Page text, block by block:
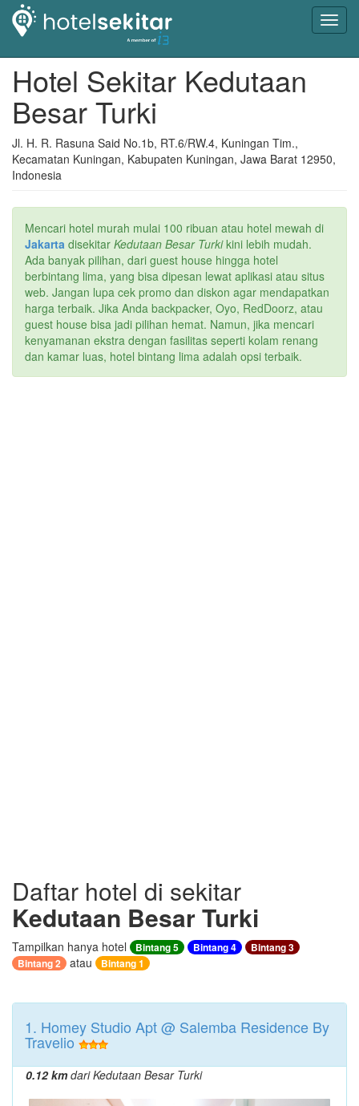
Hotel Sekitar Kedutaan
Besar Turki
Jl. H. R. Rasuna Said No.1b, RT.6/RW.4, Kuningan Tim.,
Kecamatan Kuningan, Kabupaten Kuningan, Jawa Barat 12950,
Indonesia
Mencari hotel murah mulai 100 ribuan atau hotel mewah di
Jakarta disekitar Kedutaan Besar Turkikini lebih mudah.
Ada banyak pilihan, dari guest house hingga hotel
berbintang lima, yang bisa dipesan lewat aplikasi atau situs
web. Jangan lupa cek promo dan diskon agar mendapatkan
harga terbaik. Jika Anda backpacker, Oyo, RedDoorz, atau
guest house bisa jadi pilihan hemat. Namun, jika mencari
kenyamanan ekstra dengan fasilitas seperti kolam renang
dan kamar luas, hotel bintang lima adalah opsi terbaik.
Daftar hotel di sekitar
Kedutaan Besar Turki
Tampilkan hanya hotel Bintang 5 Bintang 4
Bintang 3
Bintang 2
atau Bintang 1
1. Homey Studio Apt @ Salemba Residence By
Travelio
0.12 kmdari Kedutaan Besar Turki